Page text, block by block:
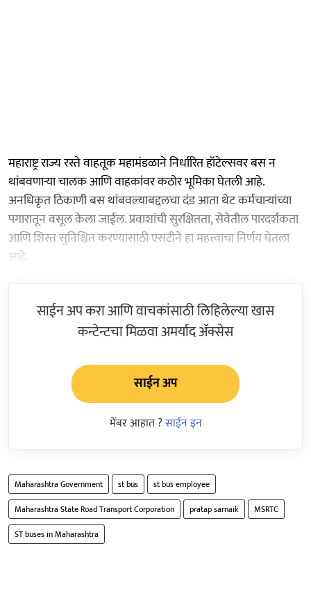
महाराष्ट्र राज्य रस्ते वाहतूक महामंडळाने निर्धारित हॉटेल्सवर बस न
थांबवणाऱ्या चालक आणि वाहकांवर कठोर भूमिका घेतली आहे.
अनधिकृत ठिकाणी बस थांबवल्याबद्दलचा दंड आता थेट कर्मचाऱ्यांच्या
पगारातून वसूल केला जाईल. प्रवाशांची सुरक्षितता, सेवेतील पारदर्शकता
आणि शिस्त सुनिश्चित करण्यासाठी एसटीने हा महत्त्वाचा निर्णय घेतला
आहे.
साईन अप करा आणि वाचकांसाठी लिहिलेल्या खास
कन्टेन्टचा मिळवा अमर्याद ॲक्सेस
साईन अप
मेंबर आहात ?साईन इन
Maharashtra Government st bus
st bus employee
Maharashtra State Road Transport Corporation
pratap sarnaik
MSRTC
ST buses in Maharashtra